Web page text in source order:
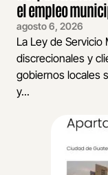
el empleo
agosto 6, 2026
La Ley de
discrecionales y
gobiernos locales
y...